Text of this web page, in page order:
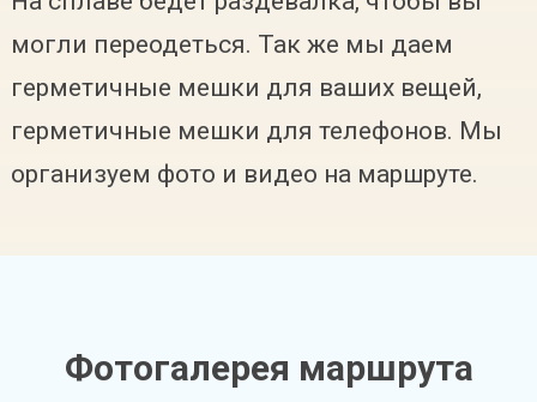
могли переодеться. Так же мы даем
герметичные мешки для ваших вещей,
герметичные мешки для телефонов. Мы
организуем фото и видео на маршруте.
Фотогалерея маршрута